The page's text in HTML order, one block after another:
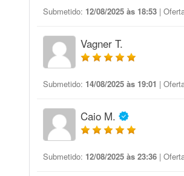
Submetido: 12/08/2025 às 18:53 |
Vagner T.
Submetido: 14/08/2025 às 19:01 |
Caio M.
Submetido: 12/08/2025 às 23:36 |